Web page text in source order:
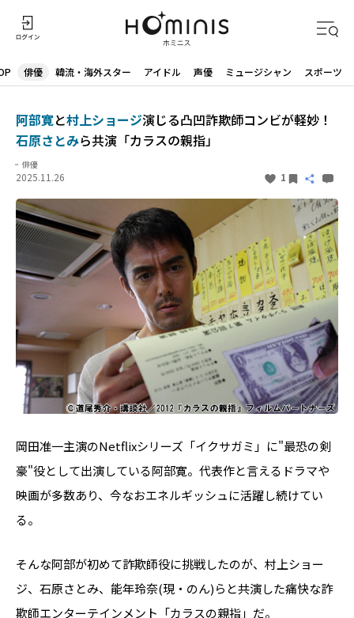
俳優 韓流・海外スター アイドル 声優 ミュージシャン スポーツ
阿部寛と村上ショージ演じる凸凹詐欺師コンビが軽妙！
石原さとみら共演「カラスの親指」
俳優
2025.11.26 1
岡田准一主演のNetflixシリーズ「イクサガミ」に"最恐の剣
豪"役として出演している阿部寛。代表作と言えるドラマや
映画が多数あり、今なおエネルギッシュに活躍し続けてい
る。
そんな阿部が初めて詐欺師役に挑戦したのが、村上ショー
ジ、石原さとみ、能年玲奈(現・のん)らと共演した痛快な詐
欺師エンターテインメント「カラスの親指」だ。